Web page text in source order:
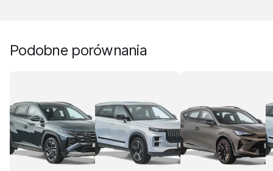
Podobne porównania